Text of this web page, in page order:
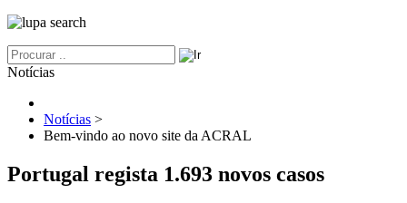
Notícias
Notícias >
Bem-vindo ao novo site da ACRAL
Portugal regista 1.693 novos casos